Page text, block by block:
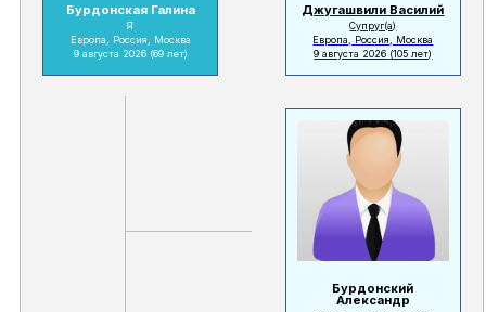
Бурдонская Галина
Я
Европа, Россия, Москва
9 августа 2026 (69 лет)
Джугашвили Василий
Супруг(а)
Европа, Россия, Москва
9 августа 2026 (105 лет)
Бурдонский
Александр